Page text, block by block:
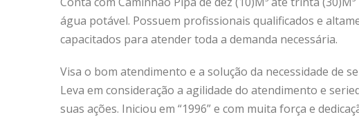
água potável. Possuem profissionais qualificados e
capacitados para atender toda a demanda necessária.
Visa o bom atendimento e a solução da necessidade de
Leva em consideração a agilidade do atendimento e
suas ações. Iniciou em “1996” e com muita força e